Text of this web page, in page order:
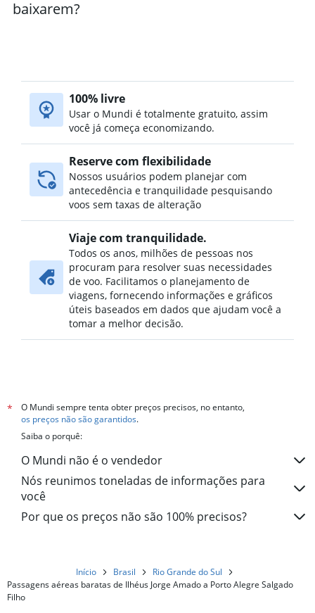
baixarem?
100% livre
Usar o Mundi é totalmente gratuito, assim
você já começa economizando.
Reserve com flexibilidade
Nossos usuários podem planejar com
antecedência e tranquilidade pesquisando
voos sem taxas de alteração
Viaje com tranquilidade.
Todos os anos, milhões de pessoas nos
procuram para resolver suas necessidades
de voo. Facilitamos o planejamento de
viagens, fornecendo informações e gráficos
úteis baseados em dados que ajudam você a
tomar a melhor decisão.
*
O Mundi sempre tenta obter preços precisos, no entanto,
os preços não são garantidos.
Saiba o porquê:
O Mundi não é o vendedor
Nós reunimos toneladas de informações para
você
Por que os preços não são 100% precisos?
Início Brasil
Rio Grande do Sul
Passagens aéreas baratas de Ilhéus Jorge Amado a Porto Alegre Salgado
Filho